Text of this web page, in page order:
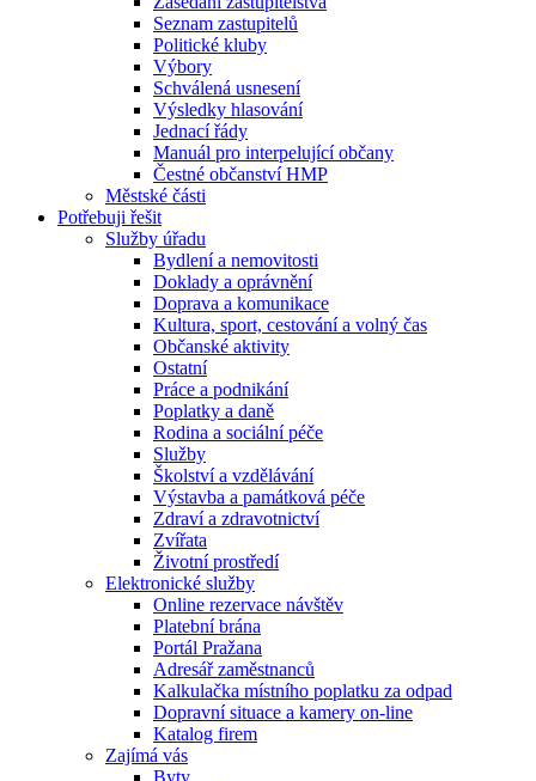
Seznam zastupitelů
Politické kluby
Výbory
Schválená usnesení
Výsledky hlasování
Jednací řády
Manuál pro interpelující občany
Čestné občanství HMP
Městské části
Potřebuji řešit
Služby úřadu
Bydlení a nemovitosti
Doklady a oprávnění
Doprava a komunikace
Kultura, sport, cestování a volný čas
Občanské aktivity
Ostatní
Práce a podnikání
Poplatky a daně
Rodina a sociální péče
Služby
Školství a vzdělávání
Výstavba a památková péče
Zdraví a zdravotnictví
Zvířata
Životní prostředí
Elektronické služby
Online rezervace návštěv
Platební brána
Portál Pražana
Adresář zaměstnanců
Kalkulačka místního poplatku za odpad
Dopravní situace a kamery on-line
Katalog firem
Zajímá vás
Byty